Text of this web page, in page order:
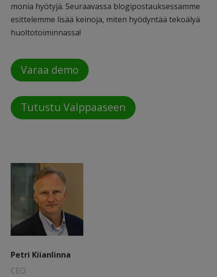
monia hyötyjä. Seuraavassa blogipostauksessamme
esittelemme lisää keinoja, miten hyödyntää tekoälyä
huoltotoiminnassa!
Varaa demo
Tutustu Valppaaseen
Petri Kiianlinna
CEO